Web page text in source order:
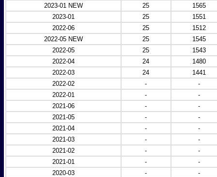
2023-01 NEW
25
1565
2023-01
25
1551
2022-06
25
1512
2022-05 NEW
25
1545
2022-05
25
1543
2022-04
24
1480
2022-03
24
1441
2022-02
-
-
2022-01
-
-
2021-06
-
-
2021-05
-
-
2021-04
-
-
2021-03
-
-
2021-02
-
-
2021-01
-
-
2020-03
-
-